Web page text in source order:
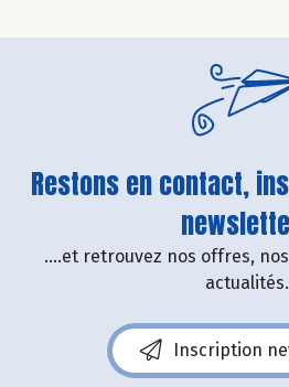
Restons en contact,
....et retrouvez nos offres,
actualités.
Inscription